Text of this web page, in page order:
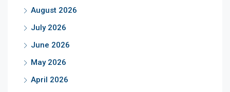
August 2026
July 2026
June 2026
May 2026
April 2026